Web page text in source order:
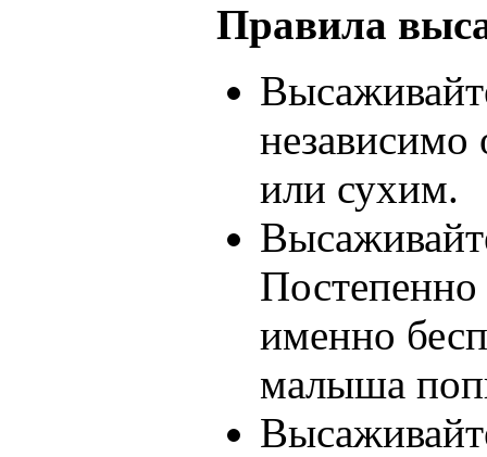
Правила
независимо
или сухим.
Постепенно
именно
малыша